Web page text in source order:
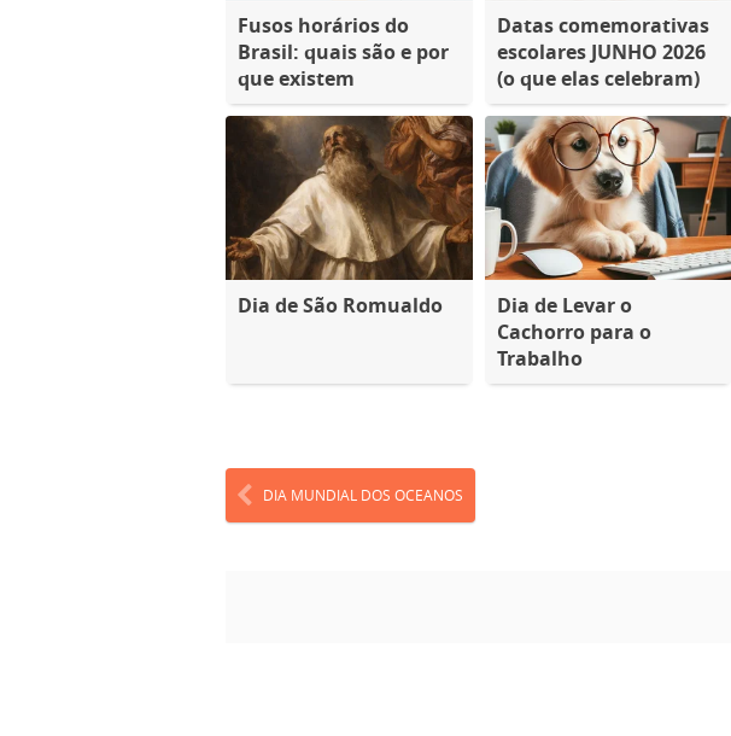
Fusos horários do
Brasil: quais são e por
que existem
Datas comemorativas
escolares JUNHO 2026
(o que elas celebram)
Dia de São Romualdo
Dia de Levar o
Cachorro para o
Trabalho
DIA MUNDIAL DOS OCEANOS